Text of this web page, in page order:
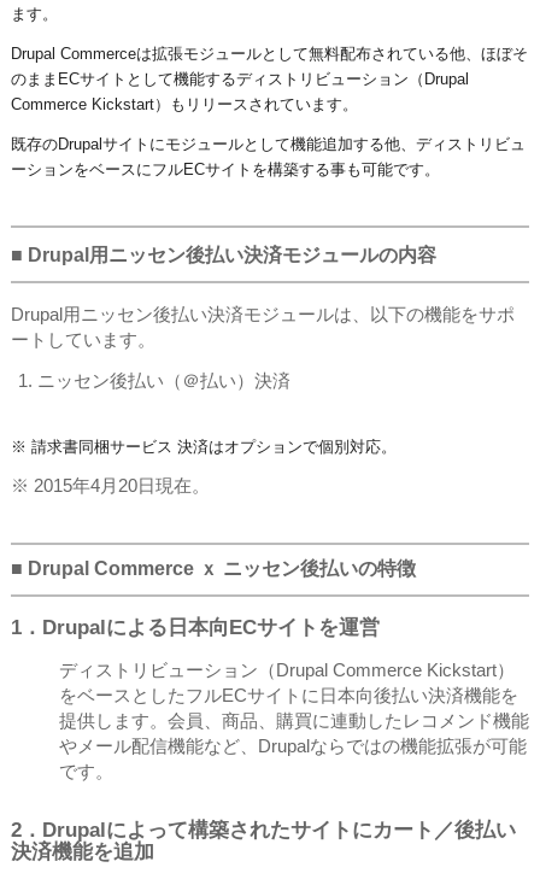
ます。
Drupal Commerceは拡張モジュールとして無料配布されている他、ほぼそ
のままECサイトとして機能するディストリビューション（ Drupal
Commerce Kickstart）もリリースされています。
​既存のDrupalサイトにモジュールとして機能追加する他、ディストリビュ
ーションをベースにフルECサイトを構築する事も可能です。
■ Drupal用ニッセン後払い決済モジュールの内容
Drupal用ニッセン後払い決済モジュールは、以下の機能をサポ
ートしています。
ニッセン後払い（＠払い）決済
※ 請求書同梱サービス 決済はオプションで個別対応。
※ 2015年4月20日現在。
■ Drupal Commerce ｘ ニッセン後払いの特徴
1．Drupalによる日本向ECサイトを運営
ディストリビューション（Drupal Commerce Kickstart）
をベースとしたフルECサイトに日本向後払い決済機能を
提供します。会員、商品、購買に連動したレコメンド機能
やメール配信機能など、Drupalならではの機能拡張が可能
です。
2．Drupalによって構築されたサイトにカート／後払い
決済機能を追加